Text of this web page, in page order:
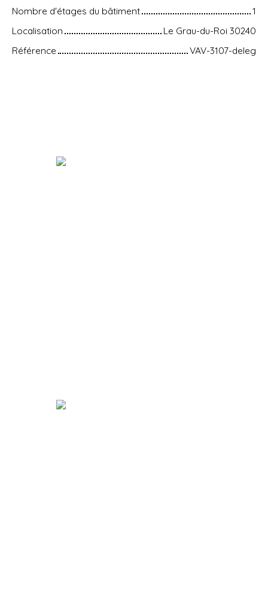
Nombre d'étages du bâtiment
1
Localisation
Le Grau-du-Roi 30240
Référence
VAV-3107-deleg